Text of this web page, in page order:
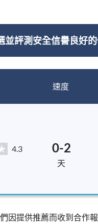
評測安全信譽良好
速度
4.3
0-2
天
因提供推薦而收到合作